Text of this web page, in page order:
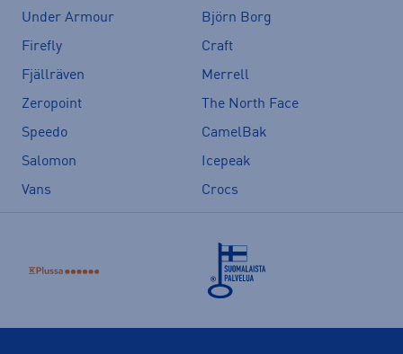
Under Armour
Björn Borg
Firefly
Craft
Fjällräven
Merrell
Zeropoint
The North Face
Speedo
CamelBak
Salomon
Icepeak
Vans
Crocs